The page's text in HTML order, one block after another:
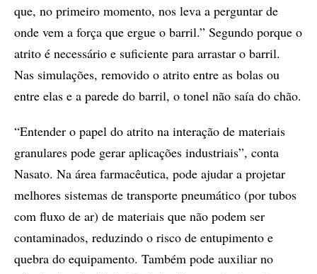
que, no primeiro momento, nos leva a perguntar de
onde vem a força que ergue o barril.” Segundo porque o
atrito é necessário e suficiente para arrastar o barril.
Nas simulações, removido o atrito entre as bolas ou
entre elas e a parede do barril, o tonel não saía do chão.
“Entender o papel do atrito na interação de materiais
granulares pode gerar aplicações industriais”, conta
Nasato. Na área farmacêutica, pode ajudar a projetar
melhores sistemas de transporte pneumático (por tubos
com fluxo de ar) de materiais que não podem ser
contaminados, reduzindo o risco de entupimento e
quebra do equipamento. Também pode auxiliar no